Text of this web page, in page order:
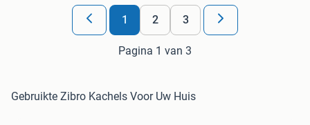
1 2 3
Pagina 1 van 3
Gebruikte Zibro Kachels Voor Uw Huis